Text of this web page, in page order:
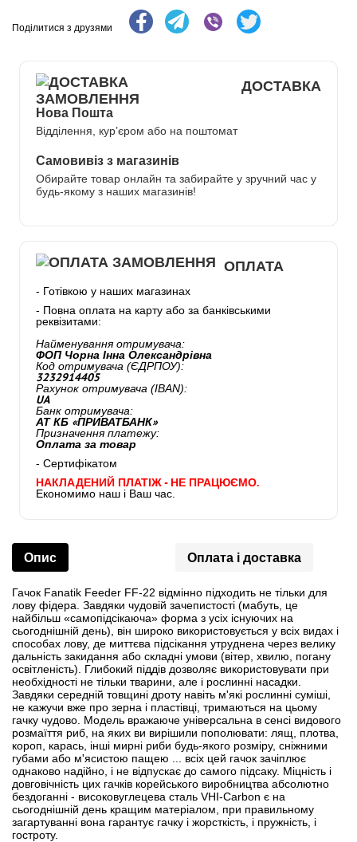
Поділитися з друзями
ДОСТАВКА
Нова Пошта
Відділення, кур’єром або на поштомат
Самовивіз з магазинів
Обирайте товар онлайн та забирайте у зручний час у
будь-якому з наших магазинів!
ОПЛАТА
- Готівкою у наших магазинах
- Повна оплата на карту або за банківськими
реквізитами:
Найменування отримувача:
ФОП Чорна Інна Олександрівна
Код отримувача (ЄДРПОУ):
3232914405
Рахунок отримувача (IBAN):
UA
Банк отримувача:
АТ КБ «ПРИВАТБАНК»
Призначення платежу:
Оплата за товар
- Сертифікатом
НАКЛАДЕНИЙ ПЛАТІЖ - НЕ ПРАЦЮЄМО.
Економимо наш і Ваш час.
Опис Оплата і доставка
Гачок Fanatik Feeder FF-22 відмінно підходить не тільки для
лову фідера. Завдяки чудовій зачепистості (мабуть, це
найбільш «самопідсікаюча» форма з усіх існуючих на
сьогоднішній день), він широко використовується у всіх видах і
способах лову, де миттєва підсікання утруднена через велику
дальність закидання або складні умови (вітер, хвилю, погану
освітленість). Глибокий піддів дозволяє використовувати при
необхідності не тільки тварини, але і рослинні насадки.
Завдяки середній товщині дроту навіть м'які рослинні суміші,
не кажучи вже про зерна і пластівці, тримаються на цьому
гачку чудово. Модель вражаюче універсальна в сенсі видового
розмаїття риб, на яких ви вирішили пополювати: лящ, плотва,
короп, карась, інші мирні риби будь-якого розміру, сніжними
губами або м'ясистою пащею ... всіх цей гачок зачіплює
однаково надійно, і не відпускає до самого підсаку. Міцність і
довговічність цих гачків корейського виробництва абсолютно
бездоганні - високовуглецева сталь VHI-Carbon є на
сьогоднішній день кращим матеріалом, при правильному
загартуванні вона гарантує гачку і жорсткість, і пружність, і
гостроту.